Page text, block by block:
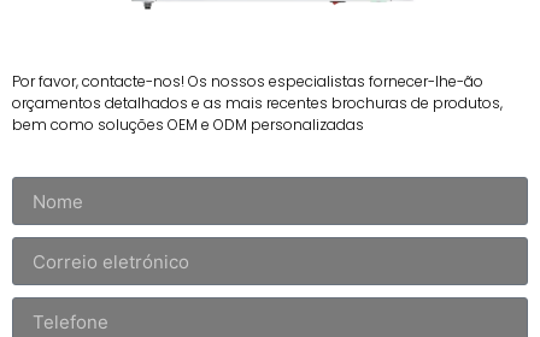
Por favor, contacte-nos! Os nossos especialistas fornecer-lhe-ão
orçamentos detalhados e as mais recentes brochuras de produtos,
bem como soluções OEM e ODM personalizadas